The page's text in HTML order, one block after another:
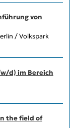
von
/ Volkspark
d) im Bereich
the field of